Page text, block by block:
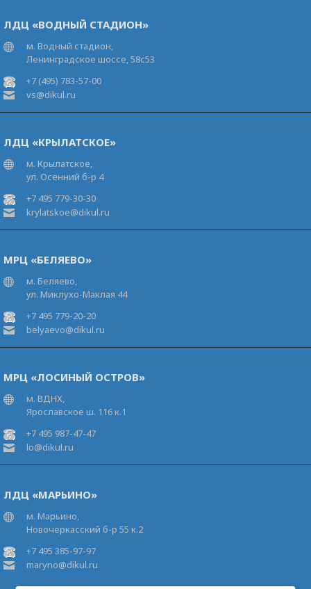
ЛДЦ «ВОДНЫЙ СТАДИОН»
м. Водный стадион,
Ленинградское шоссе, 58с53
+7 (495) 783-57-00
vs@dikul.ru
ЛДЦ «КРЫЛАТСКОЕ»
м. Крылатское,
ул. Осенний б-р 4
+7 495 779-30-30
krylatskoe@dikul.ru
МРЦ «БЕЛЯЕВО»
м. Беляево,
ул. Миклухо-Маклая 44
+7 495 779-20-20
belyaevo@dikul.ru
МРЦ «ЛОСИНЫЙ ОСТРОВ»
м. ВДНХ,
Ярославское ш. 116 к.1
+7 495 987-47-47
lo@dikul.ru
ЛДЦ «МАРЬИНО»
м. Марьино,
Новочеркасский б-р 55 к.2
+7 495 385-97-97
maryno@dikul.ru